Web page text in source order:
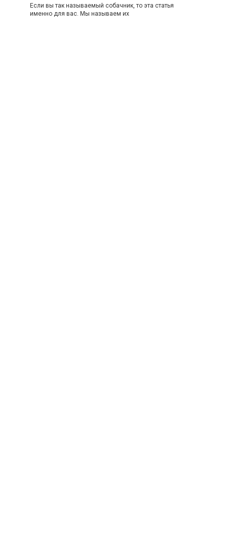
Если вы так называемый собачник, то эта статья
именно для вас. Мы называем их